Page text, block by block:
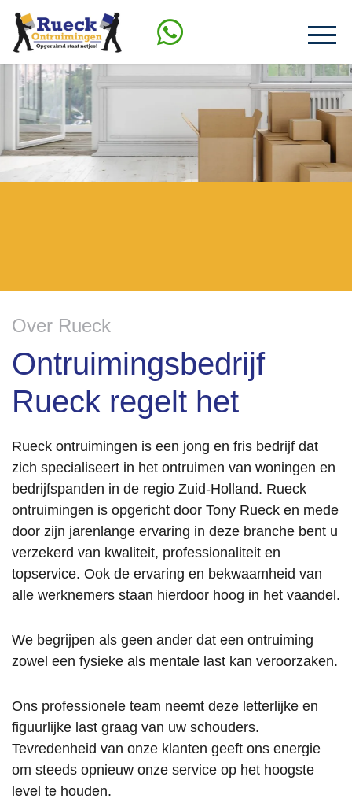
Over Rueck
Ontruimingsbedrijf
Rueck regelt het
Rueck ontruimingen is een jong en fris bedrijf dat
zich specialiseert in het ontruimen van woningen en
bedrijfspanden in de regio Zuid-Holland. Rueck
ontruimingen is opgericht door Tony Rueck en mede
door zijn jarenlange ervaring in deze branche bent u
verzekerd van kwaliteit, professionaliteit en
topservice. Ook de ervaring en bekwaamheid van
alle werknemers staan hierdoor hoog in het vaandel.
We begrijpen als geen ander dat een ontruiming
zowel een fysieke als mentale last kan veroorzaken.
Ons professionele team neemt deze letterlijke en
figuurlijke last graag van uw schouders.
Tevredenheid van onze klanten geeft ons energie
om steeds opnieuw onze service op het hoogste
level te houden.